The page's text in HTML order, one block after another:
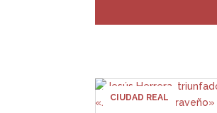
CIUDAD REAL